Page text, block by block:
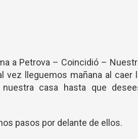
a Petrova – Coincidió –
vez lleguemos mañana al caer
casa hasta que
pasos por delante de ellos.